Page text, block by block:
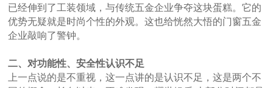
已经伸到了工装领域，与传统五金企业争夺这块蛋糕。它的
优势无疑就是时尚个性的外观。这也给恍然大悟的门窗五金
企业敲响了警钟。
二、对功能性、安全性认识不足
上一点说的是不重视，这一点讲的是认识不足，这是两个不